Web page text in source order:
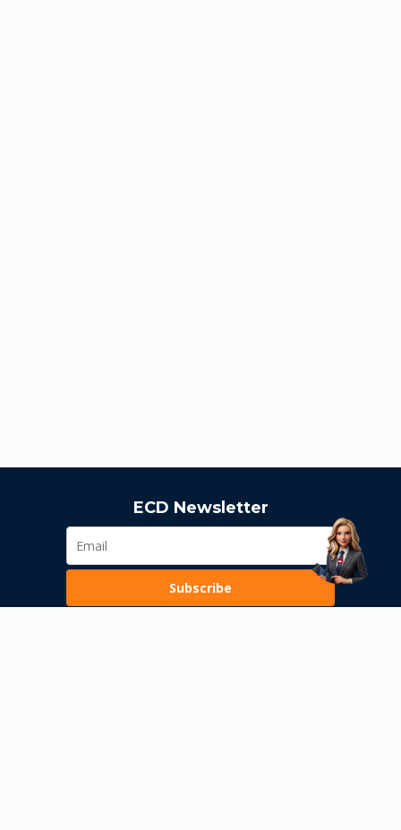
ECD Newsletter
Subscribe